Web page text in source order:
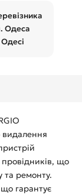
Одеса
видалення
що
та ремонту.
гарантує